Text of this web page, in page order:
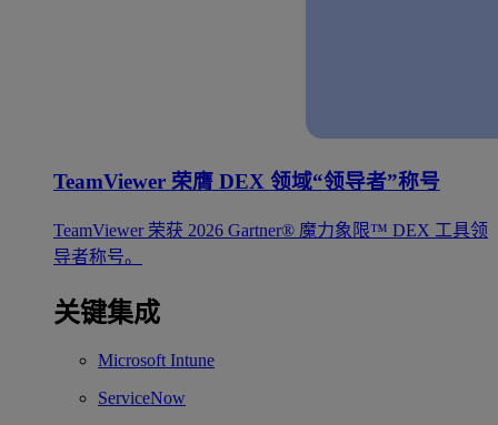
TeamViewer 荣膺 DEX 领域“领导者”称号
TeamViewer 荣获 2026 Gartner® 魔力象限™ DEX 工具领
导者称号。
关键集成
Microsoft Intune
ServiceNow